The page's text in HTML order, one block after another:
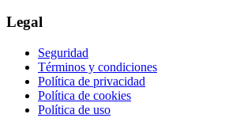
Legal
Seguridad
Términos y condiciones
Política de privacidad
Política de cookies
Política de uso